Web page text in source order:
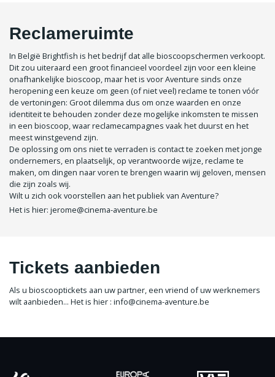
Reclameruimte
In België Brightfish is het bedrijf dat alle bioscoopschermen verkoopt.
Dit zou uiteraard een groot financieel voordeel zijn voor een kleine
onafhankelijke bioscoop, maar het is voor Aventure sinds onze
heropening een keuze om geen (of niet veel) reclame te tonen vóór
de vertoningen: Groot dilemma dus om onze waarden en onze
identiteit te behouden zonder deze mogelijke inkomsten te missen
in een bioscoop, waar reclamecampagnes vaak het duurst en het
meest winstgevend zijn.
De oplossing om ons niet te verraden is contact te zoeken met jonge
ondernemers, en plaatselijk, op verantwoorde wijze, reclame te
maken, om dingen naar voren te brengen waarin wij geloven, mensen
die zijn zoals wij.
Wilt u zich ook voorstellen aan het publiek van Aventure?
Het is hier: jerome@cinema-aventure.be
Tickets aanbieden
Als u bioscooptickets aan uw partner, een vriend of uw werknemers
wilt aanbieden... Het is hier : info@cinema-aventure.be